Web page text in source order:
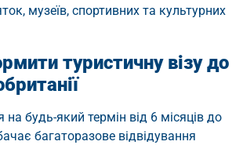
музеїв, спортивних та культурних
туристичну візу до
на будь-який термін від 6 місяців до
багаторазове відвідування